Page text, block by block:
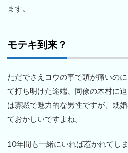
ます。
モテキ到来？
ただでさえコウの事で頭が痛いの
て打ち明けた途端、同僚の木村に
は寡黙で魅力的な男性ですが、既
ておかしいですよね。
10年間も一緒にいれば惹かれてし